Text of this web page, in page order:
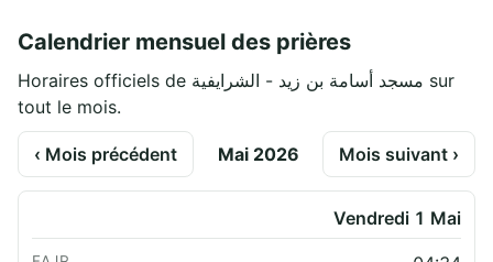
Calendrier mensuel des prières
Horaires officiels de مسجد أسامة بن زيد - الشرايفية sur
tout le mois.
‹ Mois précédent Mai 2026 Mois suivant ›
Vendredi 1 Mai